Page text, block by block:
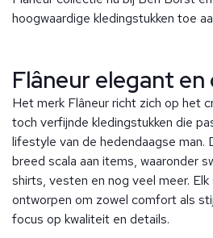
hoogwaardige kledingstukken toe
Flâneur elegant
Het merk Flâneur richt zich op het
toch verfijnde kledingstukken die
lifestyle van de hedendaagse man.
breed scala aan items, waaronder
shirts, vesten en nog veel meer.
ontworpen om zowel comfort als
focus op kwaliteit en details.